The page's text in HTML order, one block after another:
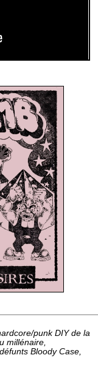
punk DIY de la
millénaire,
Bloody Case,